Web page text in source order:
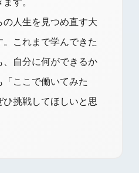
人生を見つめ直す大
これまで学んできた
、自分に何ができるか
ここで働いてみた
挑戦してほしいと思